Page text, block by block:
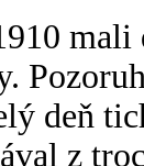
mali
deň
z